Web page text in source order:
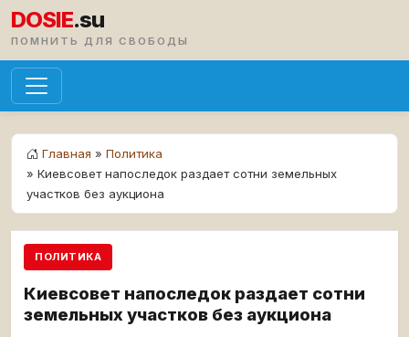
DOSIE.su
ПОМНИТЬ ДЛЯ СВОБОДЫ
Главная » Политика
» Киевсовет напоследок раздает сотни земельных
участков без аукциона
ПОЛИТИКА
Киевсовет напоследок раздает сотни
земельных участков без аукциона